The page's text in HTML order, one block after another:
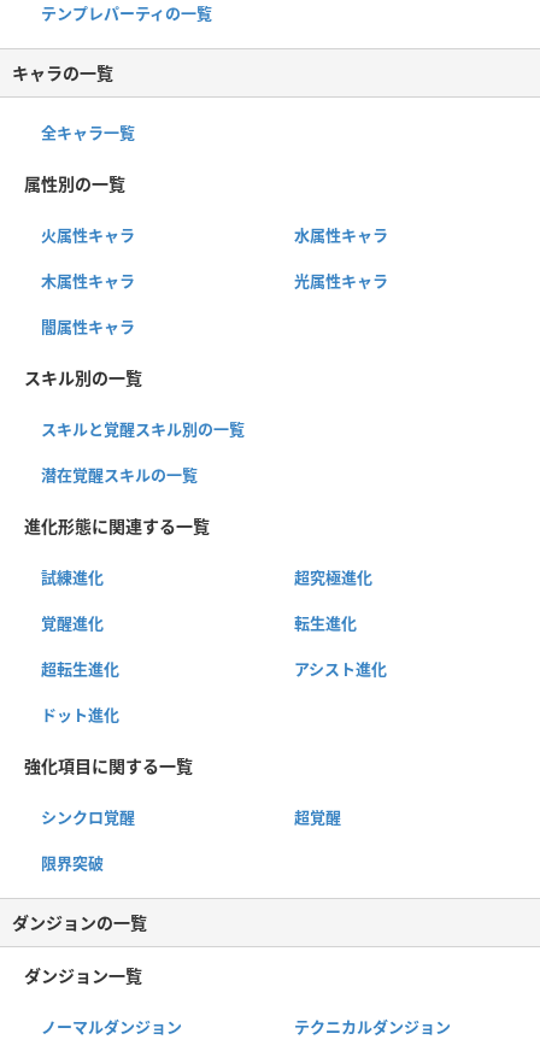
テンプレパーティの一覧
キャラの一覧
全キャラ一覧
属性別の一覧
火属性キャラ 水属性キャラ
木属性キャラ 光属性キャラ
闇属性キャラ
スキル別の一覧
スキルと覚醒スキル別の一覧
潜在覚醒スキルの一覧
進化形態に関連する一覧
試練進化 超究極進化
覚醒進化 転生進化
超転生進化 アシスト進化
ドット進化
強化項目に関する一覧
シンクロ覚醒 超覚醒
限界突破
ダンジョンの一覧
ダンジョン一覧
ノーマルダンジョン テクニカルダンジョン